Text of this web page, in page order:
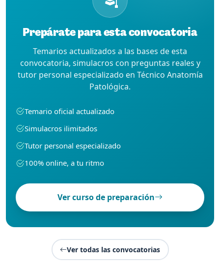
Prepárate para esta convocatoria
Temarios actualizados a las bases de esta
convocatoria, simulacros con preguntas reales y
tutor personal especializado en Técnico Anatomía
Patológica.
Temario oficial actualizado
Simulacros ilimitados
Tutor personal especializado
100% online, a tu ritmo
Ver curso de preparación
Ver todas las convocatorias